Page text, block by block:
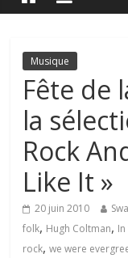
Musique
Fête de
la
Rock
Like It »
20 juin 2010
folk, Hugh Coltman,
rock,we were